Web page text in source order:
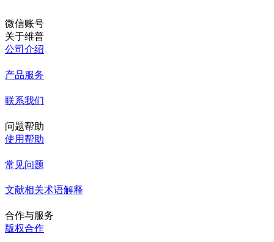
微信账号
关于维普
公司介绍
产品服务
联系我们
问题帮助
使用帮助
常见问题
文献相关术语解释
合作与服务
版权合作